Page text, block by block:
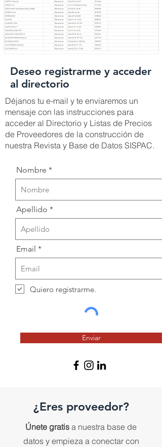
Deseo registrarme y acceder
al directorio
Déjanos tu e-mail y te enviaremos un
mensaje con las instrucciones para
acceder al Directorio y Listas de Precios
de Proveedores de la construcción de
nuestra Revista y Base de Datos SISPAC.
Nombre
Apellido
Email
Quiero registrarme.
Enviar
¿Eres proveedor?
Únete gratis a nuestra base de
datos y empieza a conectar con